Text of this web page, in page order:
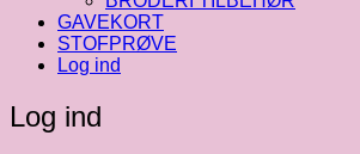
GAVEKORT
STOFPRØVE
Log ind
Log ind